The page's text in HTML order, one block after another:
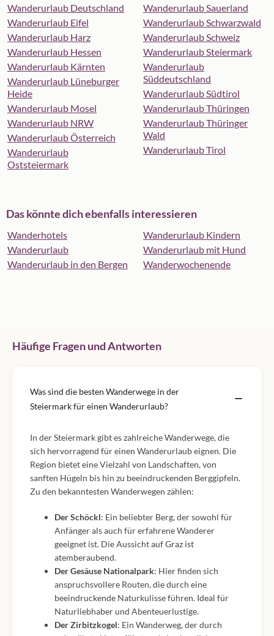
Wanderurlaub Deutschland
Wanderurlaub Eifel
Wanderurlaub Harz
Wanderurlaub Hessen
Wanderurlaub Kärnten
Wanderurlaub Lüneburger
Heide
Wanderurlaub Mosel
Wanderurlaub NRW
Wanderurlaub Österreich
Wanderurlaub
Oststeiermark
Wanderurlaub Sauerland
Wanderurlaub Schwarzwald
Wanderurlaub Schweiz
Wanderurlaub Steiermark
Wanderurlaub
Süddeutschland
Wanderurlaub Südtirol
Wanderurlaub Thüringen
Wanderurlaub Thüringer
Wald
Wanderurlaub Tirol
Das könnte dich ebenfalls interessieren
Wanderhotels
Wanderurlaub
Wanderurlaub in den Bergen
Wanderurlaub Kindern
Wanderurlaub mit Hund
Wanderwochenende
Häufige Fragen und Antworten
Was sind die besten Wanderwege in der
Steiermark für einen Wanderurlaub?
In der Steiermark gibt es zahlreiche Wanderwege, die
sich hervorragend für einen Wanderurlaub eignen. Die
Region bietet eine Vielzahl von Landschaften, von
sanften Hügeln bis hin zu beeindruckenden Berggipfeln.
Zu den bekanntesten Wanderwegen zählen:
Der Schöckl: Ein beliebter Berg, der sowohl für
Anfänger als auch für erfahrene Wanderer
geeignet ist. Die Aussicht auf Graz ist
atemberaubend.
Der Gesäuse Nationalpark: Hier finden sich
anspruchsvollere Routen, die durch eine
beeindruckende Naturkulisse führen. Ideal für
Naturliebhaber und Abenteuerlustige.
Der Zirbitzkogel: Ein Wanderweg, der durch